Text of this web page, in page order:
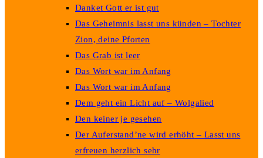
Danket Gott er ist gut
Das Geheimnis lasst uns künden – Tochter
Zion, deine Pforten
Das Grab ist leer
Das Wort war im Anfang
Das Wort war im Anfang
Dem geht ein Licht auf – Wolgalied
Den keiner je gesehen
Der Auferstand’ne wird erhöht – Lasst uns
erfreuen herzlich sehr